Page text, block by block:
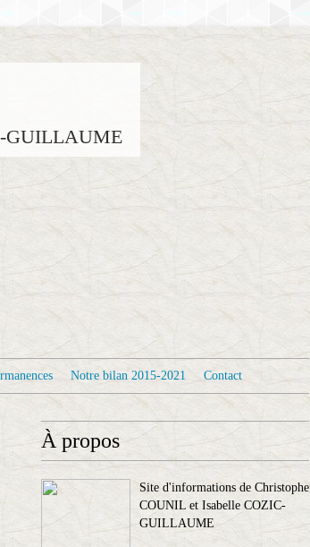
GUILLAUME
Notre bilan 2015-2021 Contact
À propos
Site d'informations de Christophe
COUNIL et Isabelle COZIC-
GUILLAUME